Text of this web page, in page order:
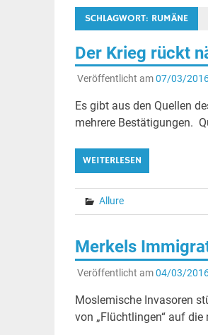
SCHLAGWORT: RUMÄNE
Der Krieg rückt
Veröffentlicht am07/03/
Es gibt aus den Quellen
mehrere Bestätigungen.
WEITERLESEN
Allure
Merkels
Veröffentlicht am04/03/
Moslemische Invasoren
von „Flüchtlingen“ auf die